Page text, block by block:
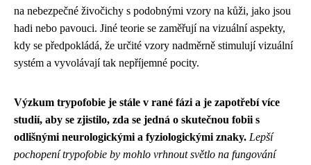
na nebezpečné živočichy s podobnými vzory na kůži, jako jsou
hadi nebo pavouci. Jiné teorie se zaměřují na vizuální aspekty,
kdy se předpokládá, že určité vzory nadměrně stimulují vizuální
systém a vyvolávají tak nepříjemné pocity.
Výzkum trypofobie je stále v rané fázi a je zapotřebí více
studií, aby se zjistilo, zda se jedná o skutečnou fobii s
odlišnými neurologickými a fyziologickými znaky. Lepší
pochopení trypofobie by mohlo vrhnout světlo na fungování